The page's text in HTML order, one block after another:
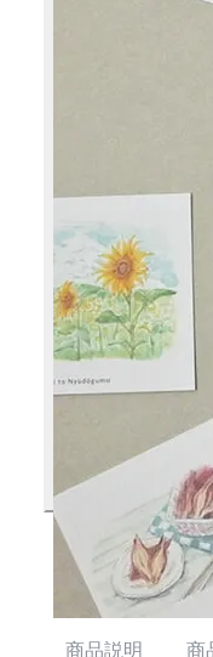
商品説明 商